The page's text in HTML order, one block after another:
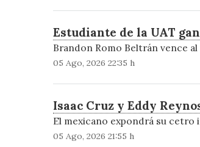
Estudiante de la UAT
Brandon Romo Beltrán vence
05 Ago, 2026 22:35 h
Isaac Cruz y Eddy
El mexicano expondrá su cetro
05 Ago, 2026 21:55 h